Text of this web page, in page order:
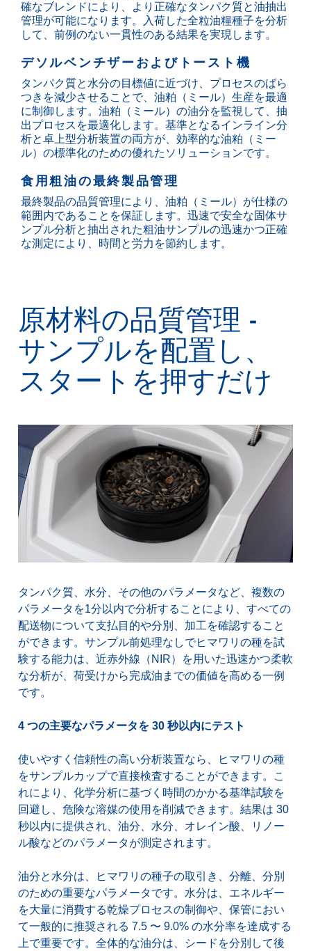
確なブレンドにより、より正確なタンパク質と油抽出
管理が可能になります。入荷した全粒油糧種子を分析
して、前例のない一貫性のある結果を実現します。
デソルベンチザーおよびトースト機
タンパク質と水分の目標値に近づけ、プロセスのばら
つきを減少させることで、油粕（ミール）生産を最適
に制御します。油粕（ミール）の油分を監視して、抽
出プロセスを最適化します。基準となるインライン分
析と卓上型分析装置の両方が、効率的な油粕（ミー
ル）の標準化のための優れたソリューションです。
食用粗油の最終製品管理
最終製品の品質管理により、油粕（ミール）が仕様の
範囲内であることを保証します。迅速で安全な固体サ
ンプル分析と抽出された粗油サンプルの迅速かつ正確
な測定により、時間と労力を節約します。
原材料の品質管理 -
サンプルを配置し、
スタートを押すだけ
タンパク質、水分、その他のパラメータなど、複数の
パラメータを1分以内で分析することにより、すべての
配送物について支払目的や分別、加工を確認すること
ができます。サンプル前処理なしでヒマワリの種を試
験する能力は、近赤外線（NIR）を用いた迅速かつ柔軟
な分析が、荷受けから完成油までの価値を高める一例
です。
4 つの主要なパラメータを 30 秒以内にテスト
使いやすく信頼性の高い分析装置なら、ヒマワリの種
をサンプルカップで直接検査することができます。こ
れにより、化学分析に基づく時間のかかる基準試験を
回避し、危険な溶媒の使用を削減できます。結果は 30
秒以内に提供され、油分、水分、オレイン酸、リノー
ル酸などのパラメータが測定されます。
油分と水分は、ヒマワリの種子の取引き、分離、分別
のための重要なパラメータです。水分は、エネルギー
を大量に消費する乾燥プロセスの制御や、保管におい
て一般的に推奨される 7.5 〜 9.0% の水分率を達成する
上で重要です。全体的な油分は、シードを分別して後